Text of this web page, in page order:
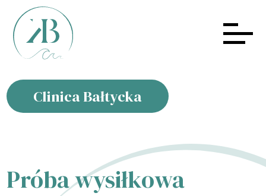
Clinica Bałtycka
Próba wysiłkowa